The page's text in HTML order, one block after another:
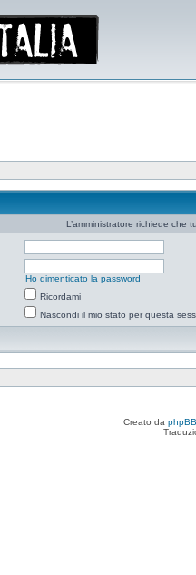
L’amministratore richiede che
Ho dimenticato la password
Ricordami
Nascondi il mio stato per questa
Creato da phpBB